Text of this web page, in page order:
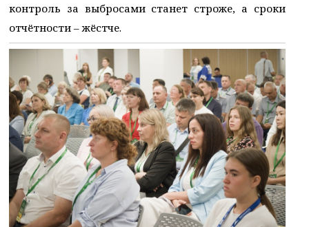
контроль за выбросами станет строже, а сроки
отчётности – жёстче.